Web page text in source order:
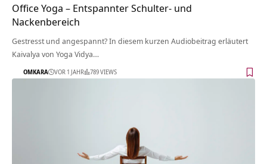
Office Yoga – Entspannter Schulter- und
Nackenbereich
Gestresst und angespannt? In diesem kurzen Audiobeitrag erläutert
Kaivalya von Yoga Vidya…
OMKARA VOR 1 JAHR 789 VIEWS